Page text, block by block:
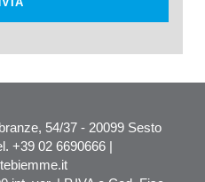
54/37 - 20099 Sesto
+39 02 6690666 |